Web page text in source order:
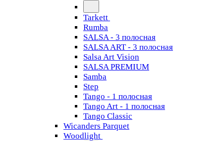
Tarkett
Rumba
SALSA - 3 полосная
SALSA ART - 3 полосная
Salsa Art Vision
SALSA PREMIUM
Samba
Step
Tango - 1 полосная
Tango Art - 1 полосная
Tango Classiс
Wicanders Parquet
Woodlight